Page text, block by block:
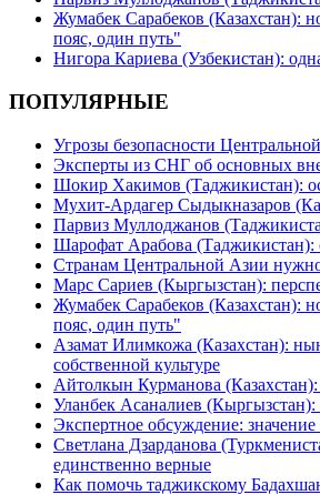
Жумабек Сарабеков (Казахстан):
пояс, один путь"
Нигора Кариева (Узбекистан):
ПОПУЛЯРНЫЕ
Угрозы безопасности
Эксперты из СНГ об основных
Шокир Хакимов (Таджикистан):
Мухит-Ардагер Сыдыкназаров
Парвиз Муллоджанов
Шарофат Арабова (Таджикистан):
Странам Центральной Азии
Марс Сариев (Кыргызстан):
Жумабек Сарабеков (Казахстан):
пояс, один путь"
Азамат Илимкожа (Казахстан):
собственной культуре
Айтолкын Курманова (Казахстан):
Уланбек Асаналиев
Экспертное обсуждение:
Светлана Дзарданова
единственно верные
Как помочь таджикскому